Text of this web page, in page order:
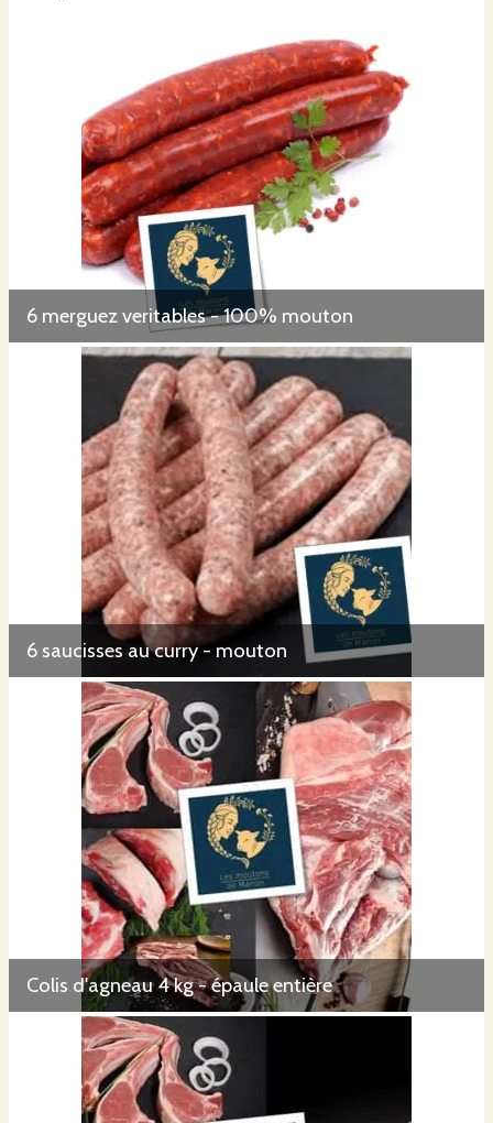
6 merguez veritables - 100% mouton
6 saucisses au curry - mouton
Colis d'agneau 4 kg - épaule entière